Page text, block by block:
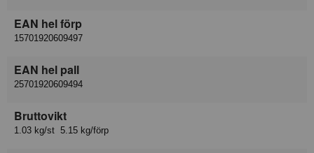
EAN hel förp
15701920609497
EAN hel pall
25701920609494
Bruttovikt
1.03 kg/st 5.15 kg/förp